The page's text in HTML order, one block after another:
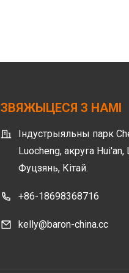
ЗВЯЖЫЦЕСЯ З НАМІ
Індустрыяльны парк
Luocheng, акруга
Фуцзянь, Кітай.
+86-18698368716
kelly@baron-china.cc